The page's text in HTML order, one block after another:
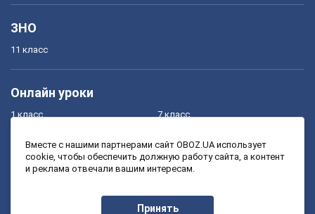
ЗНО
11 класс
Онлайн уроки
1 класс
3 класс
7 класс
9 класс
Вместе с нашими партнерами сайт OBOZ.UA использует
cookie, чтобы обеспечить должную работу сайта, а контент
и реклама отвечали вашим интересам.
Принять